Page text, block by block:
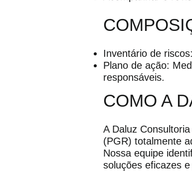
Inventário de
Plano de ação:
responsáveis.
COMO A
A Daluz
(PGR) totalmente
Nossa equipe
soluções eficazes